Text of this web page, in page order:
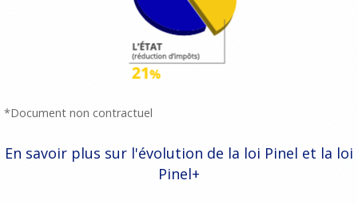
*Document non contractuel
En savoir plus sur l'évolution de la loi Pinel et la loi
Pinel+